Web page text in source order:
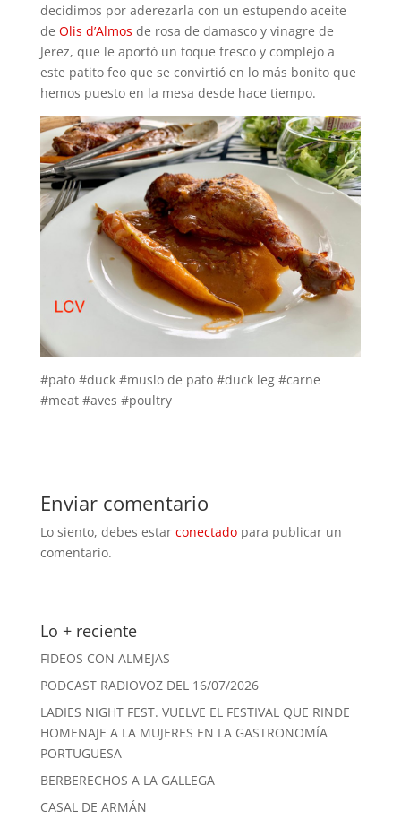
decidimos por aderezarla con un estupendo aceite
de Olis d’Almos de rosa de damasco y vinagre de
Jerez, que le aportó un toque fresco y complejo a
este patito feo que se convirtió en lo más bonito que
hemos puesto en la mesa desde hace tiempo.
#pato #duck #muslo de pato #duck leg #carne
#meat #aves #poultry
Enviar comentario
Lo siento, debes estar conectadopara publicar un
comentario.
Lo + reciente
FIDEOS CON ALMEJAS
PODCAST RADIOVOZ DEL 16/07/2026
LADIES NIGHT FEST. VUELVE EL FESTIVAL QUE RINDE
HOMENAJE A LA MUJERES EN LA GASTRONOMÍA
PORTUGUESA
BERBERECHOS A LA GALLEGA
CASAL DE ARMÁN